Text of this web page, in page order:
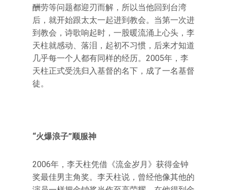
酬劳等问题都迎刃而解，所以当他回到台湾
后，就开始跟太太一起进到教会。当第一次进
到教会，诗歌响起时，一股暖流涌上心头，李
天柱就感动、落泪，起初不习惯，后来才知道
几乎每一个人都有同样的经历。2005年，李
天柱正式受洗归入基督的名下，成了一名基督
徒。
“火爆浪子”顺服神
2006年，李天柱凭借《流金岁月》获得金钟
奖最佳男主角奖。李天柱说，曾经他像其他的